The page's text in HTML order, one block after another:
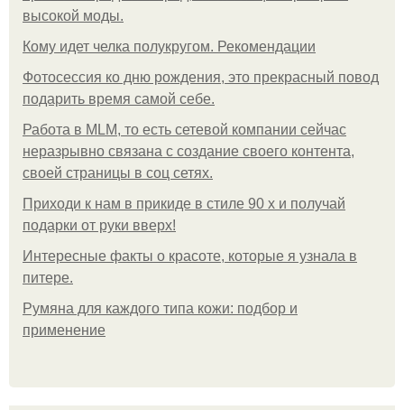
высокой моды.
Кому идет челка полукругом. Рекомендации
Фотосессия ко дню рождения, это прекрасный повод
подарить время самой себе.
Работа в MLM, то есть сетевой компании сейчас
неразрывно связана с создание своего контента,
своей страницы в соц сетях.
Приходи к нам в прикиде в стиле 90 х и получай
подарки от руки вверх!
Интересные факты о красоте, которые я узнала в
питере.
Румяна для каждого типа кожи: подбор и
применение